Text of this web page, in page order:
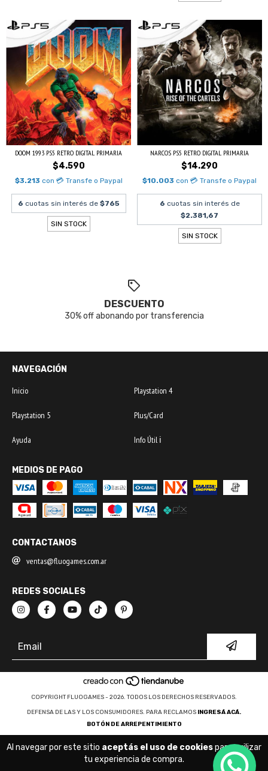
Al navegar por este sitio aceptás el uso de cookiespara agilizar
tu experiencia de compra.
DOOM 1993 PS5 RETRO DIGITAL PRIMARIA
$4.590
$3.213 con 💳 Transfe o Paypal
6 cuotas sin interés de $765
SIN STOCK
NARCOS PS5 RETRO DIGITAL PRIMARIA
$14.290
$10.003 con 💳 Transfe o Paypal
6 cuotas sin interés de
$2.381,67
SIN STOCK
DESCUENTO
30% off abonando por transferencia
NAVEGACIÓN
Inicio Playstation 4
Playstation 5 Plus/Card
Ayuda Info Útil ℹ️
MEDIOS DE PAGO
CONTACTANOS
ventas@fluogames.com.ar
REDES SOCIALES
COPYRIGHT FLUOGAMES - 2026. TODOS LOS DERECHOS RESERVADOS.
DEFENSA DE LAS Y LOS CONSUMIDORES. PARA RECLAMOS INGRESÁ ACÁ.
BOTÓN DE ARREPENTIMIENTO